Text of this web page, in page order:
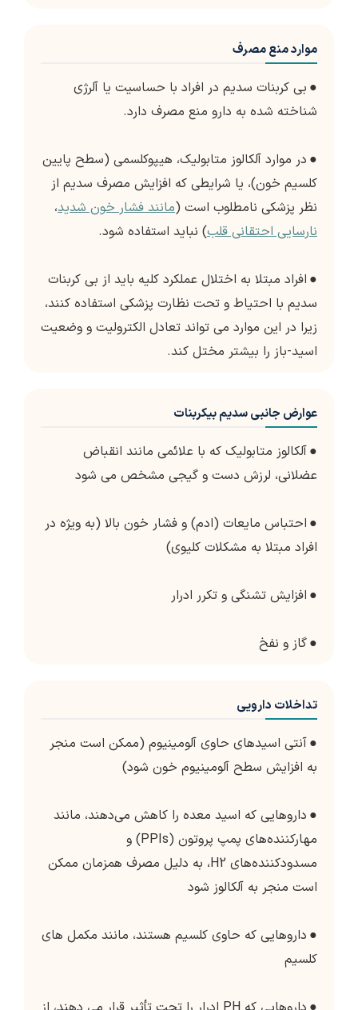
موارد منع مصرف
● بی کربنات سدیم در افراد با حساسیت یا آلرژی
شناخته شده به دارو منع مصرف دارد.
● در موارد آلکالوز متابولیک، هیپوکلسمی (سطح پایین
کلسیم خون)، یا شرایطی که افزایش مصرف سدیم از
نظر پزشکی نامطلوب است (مانند فشار خون شدید،
نارسایی احتقانی قلب) نباید استفاده شود.
● افراد مبتلا به اختلال عملکرد کلیه باید از بی کربنات
سدیم با احتیاط و تحت نظارت پزشکی استفاده کنند،
زیرا در این موارد می تواند تعادل الکترولیت و وضعیت
اسید-باز را بیشتر مختل کند.
عوارض جانبی سدیم بیکربنات
●آلکالوز متابولیک که با علائمی مانند انقباض
عضلانی، لرزش دست و گیجی مشخص می شود
● احتباس مایعات (ادم) و فشار خون بالا (به ویژه در
افراد مبتلا به مشکلات کلیوی)
● افزایش تشنگی و تکرر ادرار
●گاز و نفخ
تداخلات دارویی
●آنتی اسیدهای حاوی آلومینیوم (ممکن است منجر
به افزایش سطح آلومینیوم خون شود)
● داروهایی که اسید معده را کاهش می‌دهند، مانند
مهارکننده‌های پمپ پروتون (PPIs) و
مسدودکننده‌های H2، به دلیل مصرف همزمان ممکن
است منجر به آلکالوز شود
● داروهایی که حاوی کلسیم هستند، مانند مکمل های
کلسیم